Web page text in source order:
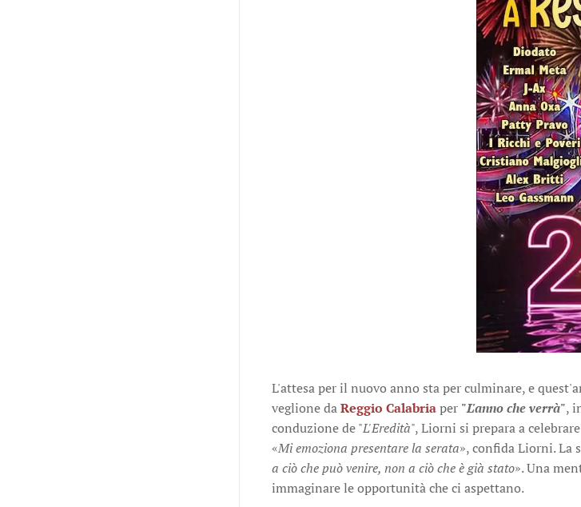
L'attesa per il nuovo anno sta per culminare, e
veglione daReggio Calabriaper "L'anno che verrà",
conduzione de "L'Eredità", Liorni si prepara a
«Mi emoziona presentare la serata», confida Liorni. La
a ciò che può venire, non a ciò che è già stato». Una
immaginare le opportunità che ci aspettano.